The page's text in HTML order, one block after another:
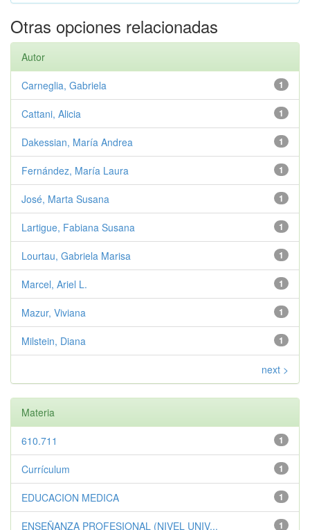
Otras opciones relacionadas
Autor
1
Carneglia, Gabriela
1
Cattani, Alicia
1
Dakessian, María Andrea
1
Fernández, María Laura
1
José, Marta Susana
1
Lartigue, Fabiana Susana
1
Lourtau, Gabriela Marisa
1
Marcel, Ariel L.
1
Mazur, Viviana
1
Milstein, Diana
next >
Materia
1
610.711
1
Currículum
1
EDUCACION MEDICA
1
ENSEÑANZA PROFESIONAL (NIVEL UNIV...